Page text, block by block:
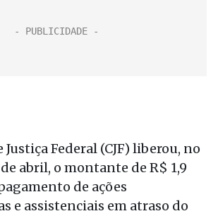
Justiça Federal (CJF) liberou, no
abril, o montante de R$ 1,9
de ações
e assistenciais em atraso do